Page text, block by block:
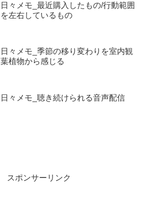
日々メモ_最近購入したもの/行動範囲
を左右しているもの
日々メモ_季節の移り変わりを室内観
葉植物から感じる
日々メモ_聴き続けられる音声配信
スポンサーリンク